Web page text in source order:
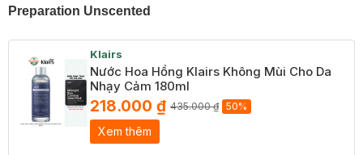
Preparation Unscented
Klairs
Nước Hoa Hồng Klairs Không Mùi Cho Da
Nhạy Cảm 180ml
218.000 ₫ 435.000 ₫ 50%
Xem thêm